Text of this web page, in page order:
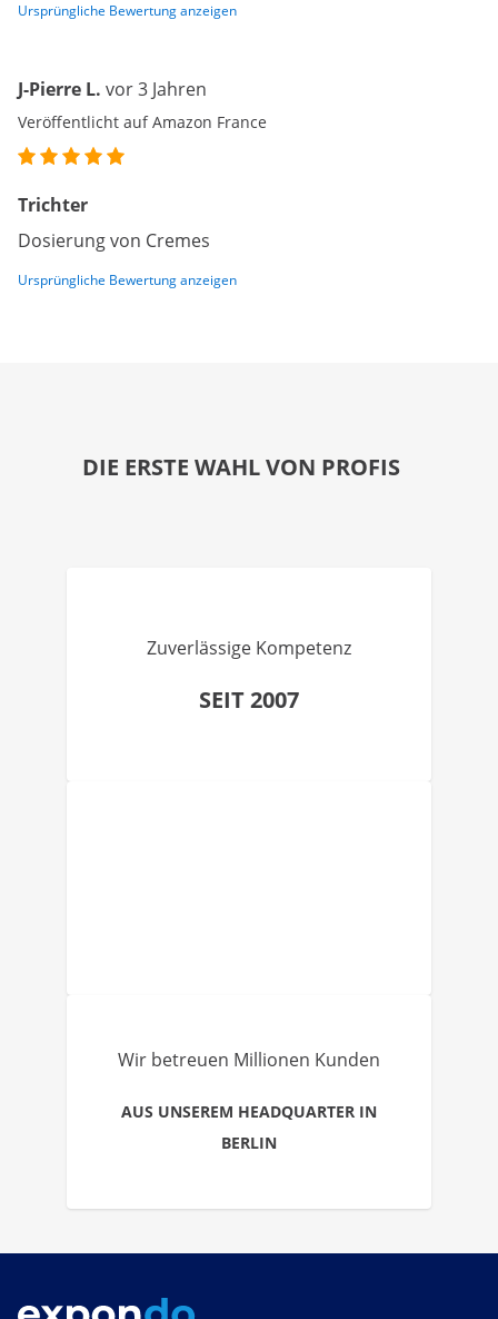
Ursprüngliche Bewertung anzeigen
J-Pierre L. vor 3 Jahren
Veröffentlicht auf Amazon France
Trichter
Dosierung von Cremes
Ursprüngliche Bewertung anzeigen
DIE ERSTE WAHL VON PROFIS
Zuverlässige Kompetenz
SEIT 2007
Wir betreuen Millionen Kunden
AUS UNSEREM HEADQUARTER IN
BERLIN